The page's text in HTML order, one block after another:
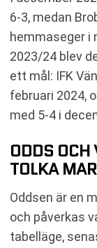
6-3, medan
hemmaseger i
2023/24 blev
ett mål: IFK
februari 2024,
med 5-4 i
ODDS
TOLKA
Oddsen är en
och påverkas
tabelläge,